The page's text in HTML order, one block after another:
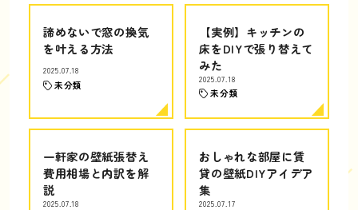
諦めないで窓の換気
を叶える方法
2025.07.18
未分類
【実例】キッチンの
床をDIYで張り替えて
みた
2025.07.18
未分類
一軒家の壁紙張替え
費用相場と内訳を解
説
2025.07.18
おしゃれな部屋に賃
貸の壁紙DIYアイデア
集
2025.07.17